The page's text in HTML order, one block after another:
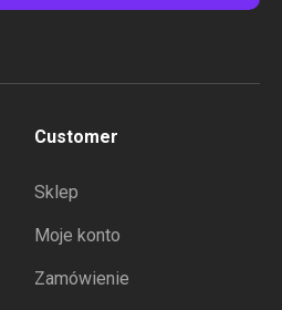
Customer
Sklep
Moje konto
Zamówienie